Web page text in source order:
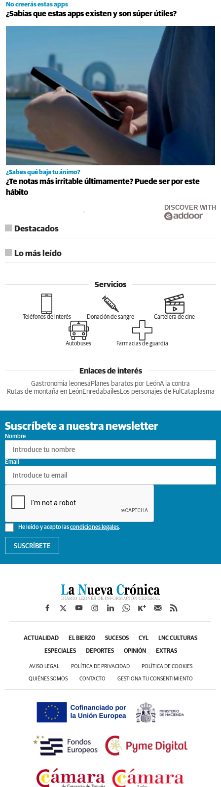
No creerás estas apps
¿Sabías que estas apps existen y son súper útiles?
¿Sabes qué baja tu ánimo?
¿Te notas más irritable últimamente? Puede ser por este
hábito
DISCOVER WITH
Destacados
Lo más leído
Servicios
Teléfonos de interés Donación de sangre Cartelera de cine
Autobuses Farmacias de guardia
Enlaces de interés
Gastronomia leonesa Planes baratos por LeónA la contra
Rutas de montaña en LeónEnredabailesLos personajes de Ful Cataplasma
Suscríbete a nuestra newsletter
Nombre
He leído y acepto lascondiciones legales.
Email
SUSCRÍBETE
ACTUALIDAD EL BIERZO SUCESOS CYL LNC CULTURAS
ESPECIALES DEPORTES OPINIÓN EXTRAS
AVISO LEGAL POLÍTICA DE PRIVACIDAD POLÍTICA DE COOKIES
QUIÉNES SOMOS CONTACTO GESTIONA TU CONSENTIMIENTO